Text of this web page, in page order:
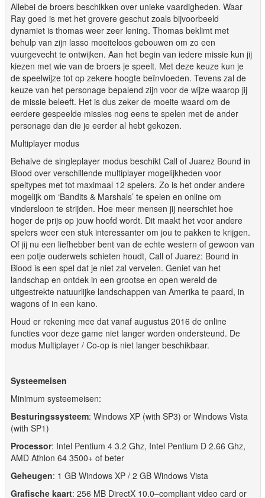
Allebei de broers beschikken over unieke vaardigheden. Waar
Ray goed is met het grovere geschut zoals bijvoorbeeld
dynamiet is thomas weer zeer lening. Thomas beklimt met
behulp van zijn lasso moeiteloos gebouwen om zo een
vuurgevecht te ontwijken. Aan het begin van iedere missie kun jij
kiezen met wie van de broers je speelt. Met deze keuze kun je
de speelwijze tot op zekere hoogte beïnvloeden. Tevens zal de
keuze van het personage bepalend zijn voor de wijze waarop jij
de missie beleeft. Het is dus zeker de moeite waard om de
eerdere gespeelde missies nog eens te spelen met de ander
personage dan die je eerder al hebt gekozen.
Multiplayer modus
Behalve de singleplayer modus beschikt Call of Juarez Bound in
Blood over verschillende multiplayer mogelijkheden voor
speltypes met tot maximaal 12 spelers. Zo is het onder andere
mogelijk om ‘Bandits & Marshals’ te spelen en online om
vindersloon te strijden. Hoe meer mensen jij neerschiet hoe
hoger de prijs op jouw hoofd wordt. Dit maakt het voor andere
spelers weer een stuk interessanter om jou te pakken te krijgen.
Of jij nu een liefhebber bent van de echte western of gewoon van
een potje ouderwets schieten houdt, Call of Juarez: Bound in
Blood is een spel dat je niet zal vervelen. Geniet van het
landschap en ontdek in een grootse en open wereld de
uitgestrekte natuurlijke landschappen van Amerika te paard, in
wagons of in een kano.
Houd er rekening mee dat vanaf augustus 2016 de online
functies voor deze game niet langer worden ondersteund. De
modus Multiplayer / Co-op is niet langer beschikbaar.
Systeemeisen
Minimum systeemeisen:
Besturingssysteem: Windows XP (with SP3) or Windows Vista
(with SP1)
Processor: Intel Pentium 4 3.2 Ghz, Intel Pentium D 2.66 Ghz,
AMD Athlon 64 3500+ of beter
Geheugen: 1 GB Windows XP / 2 GB Windows Vista
Grafische kaart: 256 MB DirectX 10.0–compliant video card or